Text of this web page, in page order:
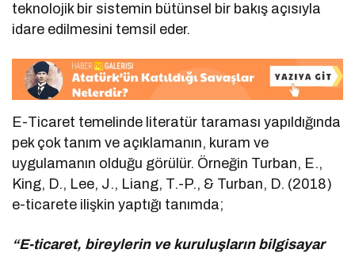
teknolojik bir sistemin bütünsel bir bakış açısıyla
idare edilmesini temsil eder.
E-Ticaret temelinde literatür taraması yapıldığında
pek çok tanım ve açıklamanın, kuram ve
uygulamanın olduğu görülür. Örneğin Turban, E.,
King, D., Lee, J., Liang, T.-P., & Turban, D. (2018)
e-ticarete ilişkin yaptığı tanımda;
“E-ticaret, bireylerin ve kuruluşların bilgisayar